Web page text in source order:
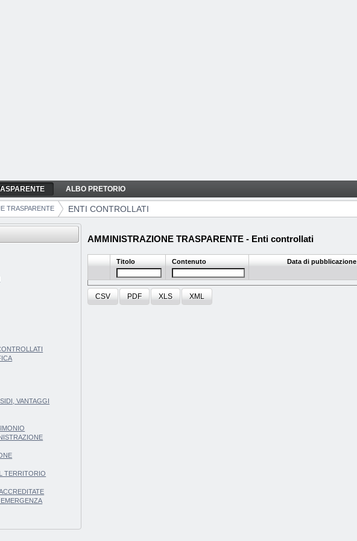
ALBO PRETORIO
TRASPARENTE ENTI CONTROLLATI
VANTAGGI
TERRITORIO
AMMINISTRAZIONE TRASPARENTE - Enti controllati
Titolo Contenuto Data di pubblicazione
CSV PDF XLS XML